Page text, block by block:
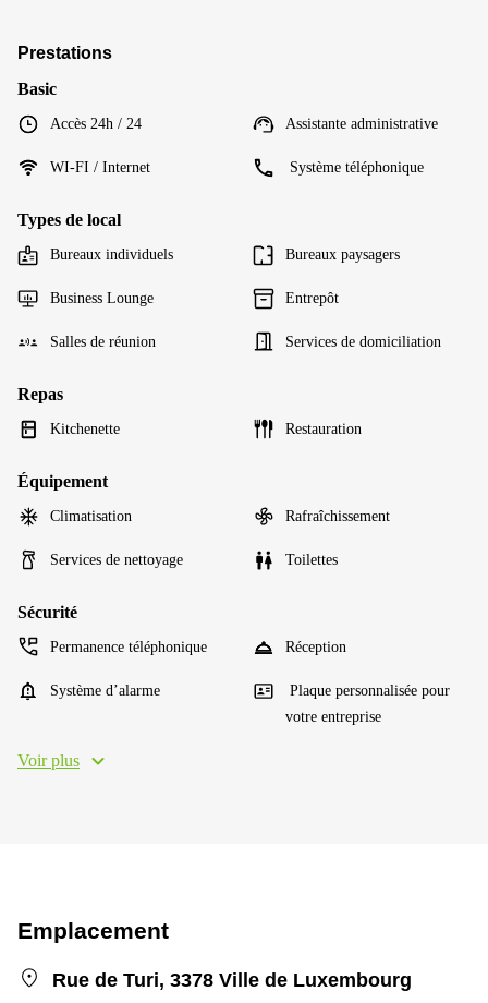
Prestations
Basic
Accès 24h / 24 Assistante administrative
WI-FI / Internet Système téléphonique
Types de local
Bureaux individuels Bureaux paysagers
Business Lounge Entrepôt
Salles de réunion Services de domiciliation
Repas
Kitchenette Restauration
Équipement
Climatisation Rafraîchissement
Services de nettoyage Toilettes
Sécurité
Permanence téléphonique Réception
Système d’alarme
Plaque personnalisée pour
votre entreprise
Voir plus
Emplacement
Rue de Turi, 3378 Ville de Luxembourg